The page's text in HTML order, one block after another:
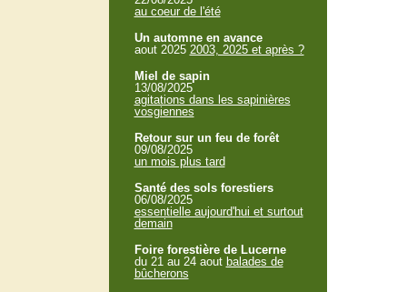
au coeur de l'été
Un automne en avance
aout 2025 2003, 2025 et après ?
Miel de sapin
13/08/2025
agitations dans les sapinières
vosgiennes
Retour sur un feu de forêt
09/08/2025
un mois plus tard
Santé des sols forestiers
06/08/2025
essentielle aujourd'hui et surtout
demain
Foire forestière de Lucerne
du 21 au 24 aout balades de
bûcherons